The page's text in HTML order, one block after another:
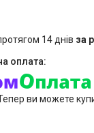
14 днів за
ви можете